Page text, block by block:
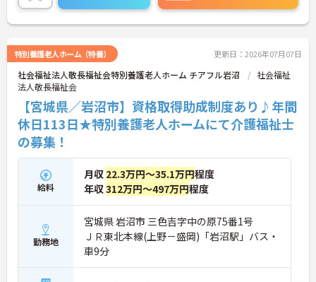
特別養護老人ホーム（特養） 更新日：2026年07月07日
社会福祉法人敬長福祉会特別養護老人ホーム チアフル岩沼
社会福祉
法人敬長福祉会
【宮城県／岩沼市】資格取得助成制度あり♪年間
休日113日★特別養護老人ホームにて介護福祉士
の募集！
給料
月収 22.3万円～35.1万円程度
年収312万円～497万円程度
勤務地
宮城県 岩沼市 三色吉字中の原75番1号
ＪＲ東北本線(上野－盛岡)「岩沼駅」バス・
車9分